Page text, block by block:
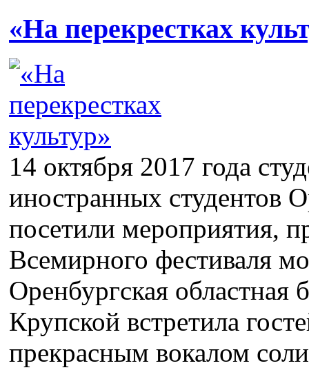
«На перекрестках
14 октября 2017 года
иностранных студентов
посетили мероприятия,
Всемирного фестиваля
Оренбургская
Крупской встретила
прекрасным вокалом